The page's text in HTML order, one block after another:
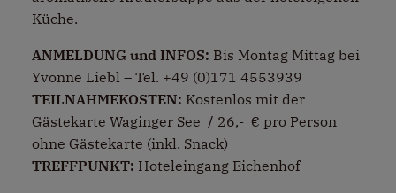
Küche.
ANMELDUNG und INFOS: Bis Montag Mittag bei
Yvonne Liebl – Tel. +49 (0)171 4553939
TEILNAHMEKOSTEN: Kostenlos mit der
Gästekarte Waginger See / 26,- € pro Person
ohne Gästekarte (inkl. Snack)
TREFFPUNKT: Hoteleingang Eichenhof